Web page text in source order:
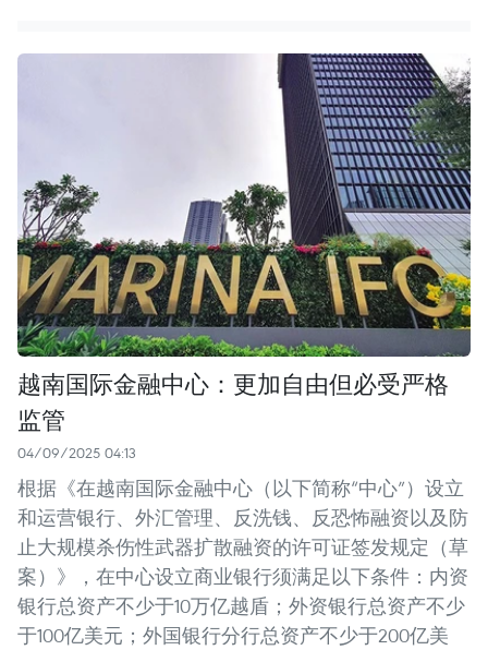
越南国际金融中心：更加自由但必受严格
监管
04/09/2025 04:13
根据《在越南国际金融中心（以下简称“中心”）设立
和运营银行、外汇管理、反洗钱、反恐怖融资以及防
止大规模杀伤性武器扩散融资的许可证签发规定（草
案）》，在中心设立商业银行须满足以下条件：内资
银行总资产不少于10万亿越盾；外资银行总资产不少
于100亿美元；外国银行分行总资产不少于200亿美